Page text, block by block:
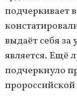
подчеркивает
выдаёт себя
является. Ещё
подчеркнуло